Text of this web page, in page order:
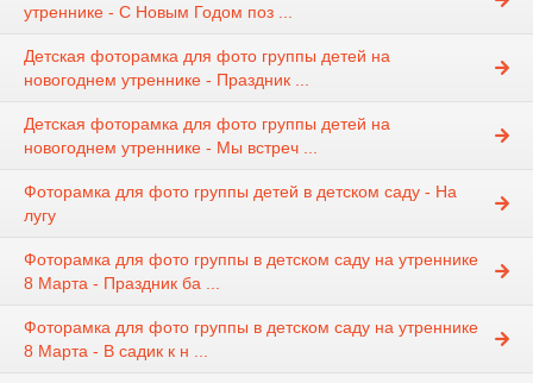
утреннике - С Новым Годом поз ...
Детская фоторамка для фото группы детей на
новогоднем утреннике - Праздник ...
Детская фоторамка для фото группы детей на
новогоднем утреннике - Мы встреч ...
Фоторамка для фото группы детей в детском саду - На
лугу
Фоторамка для фото группы в детском саду на утреннике
8 Марта - Праздник ба ...
Фоторамка для фото группы в детском саду на утреннике
8 Марта - В садик к н ...